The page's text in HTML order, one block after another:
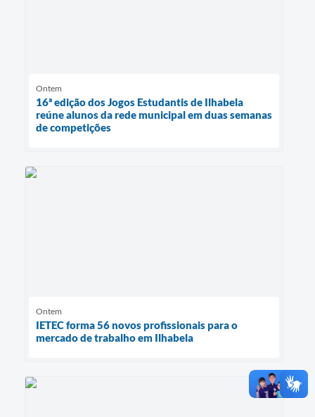
Ontem
16ª edição dos Jogos Estudantis de Ilhabela
reúne alunos da rede municipal em duas semanas
de competições
Ontem
IETEC forma 56 novos profissionais para o
mercado de trabalho em Ilhabela